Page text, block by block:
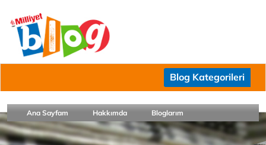
Blog Kategorileri
Ana Sayfam Hakkımda Bloglarım